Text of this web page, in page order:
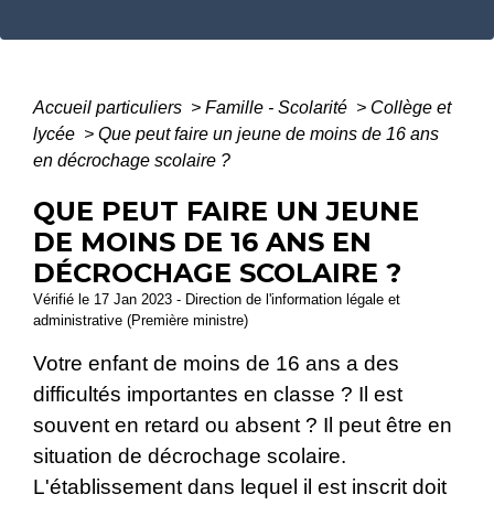
Accueil particuliers > Famille - Scolarité > Collège et
lycée > Que peut faire un jeune de moins de 16 ans
en décrochage scolaire ?
QUE PEUT FAIRE UN JEUNE
DE MOINS DE 16 ANS EN
DÉCROCHAGE SCOLAIRE ?
Vérifié le 17 Jan 2023 - Direction de l'information légale et
administrative (Première ministre)
Votre enfant de moins de 16 ans a des
difficultés importantes en classe ? Il est
souvent en retard ou absent ? Il peut être en
situation de décrochage scolaire.
L'établissement dans lequel il est inscrit doit